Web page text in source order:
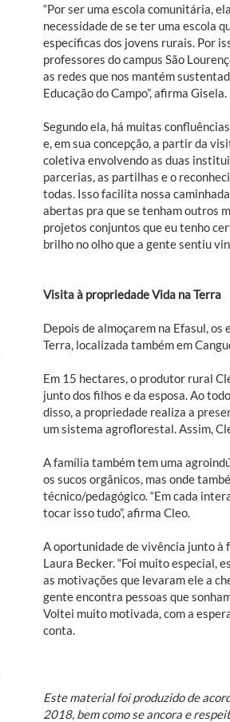
“Por ser uma escola comunitária,
necessidade de se ter uma escola
específicas dos jovens rurais. Por
professores do campus São
as redes que nos mantém
Educação do Campo”, afirma Gisela.
Segundo ela, há muitas
e, em sua concepção, a partir da
coletiva envolvendo as duas
parcerias, as partilhas e o
todas. Isso facilita nossa
abertas pra que se tenham outros
projetos conjuntos que eu tenho
brilho no olho que a gente sentiu
Visita à propriedade Vida na Terra
Depois de almoçarem na Efasul,
Terra, localizada também em
Em 15 hectares, o produtor rural
junto dos filhos e da esposa. Ao
disso, a propriedade realiza a
um sistema agroflorestal. Assim,
A família também tem uma
os sucos orgânicos, mas onde
técnico/pedagógico. “Em cada
tocar isso tudo”, afirma Cleo.
A oportunidade de vivência junto
Laura Becker. “Foi muito especial,
as motivações que levaram ele a
gente encontra pessoas que
Voltei muito motivada, com a
conta.
Este material foi produzido de
2018, bem como se ancora e